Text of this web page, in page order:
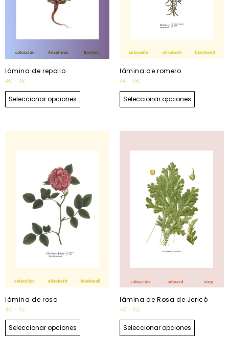
lámina de repollo
4€ - 11€
Seleccionar opciones
lámina de romero
4€ - 11€
Seleccionar opciones
lámina de rosa
4€ - 11€
Seleccionar opciones
lámina de Rosa de Jericó
4€ - 11€
Seleccionar opciones